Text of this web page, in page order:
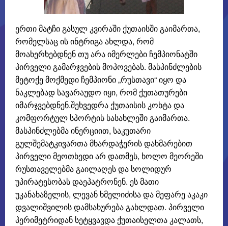
ერთი მატჩი გასულ კვირაში ქუთაისში გაიმართა,
რომელსაც ის ინტრიგა ახლდა, რომ
მოახერხებდნენ თუ არა იმერლები ჩემპიონატში
პირველი გამარჯვების მოპოვებას. მასპინძლების
მეტოქე მოქმედი ჩემპიონი „რუსთავი“ იყო და
ნაკლებად სავარაუდო იყი, რომ ქუთათურები
იმარჯვებდნენ.შეხვედრა ქუთაისის კოხტა და
კომფორტულ სპორტის სასახლეში გაიმართა.
მასპინძლებმა ინერციით, საკუთარი
გულშემატკივართა მხარდაჭერის დახმარებით
პირველი მეოთხედი არ დათმეს, ხოლო მეორეში
რუსთაველებმა გაილაღეს და სოლიდურ
უპირატესობას დაეპატრონენ. ეს მათი
უკანახაზელის, ლევან ხმელიძისა და მეფარე აკაკი
დვალიშვილის დამსახურება გახლდათ. პირველი
პერიმეტრიდან სეტყვავდა ქუთაისელთა კალათს,